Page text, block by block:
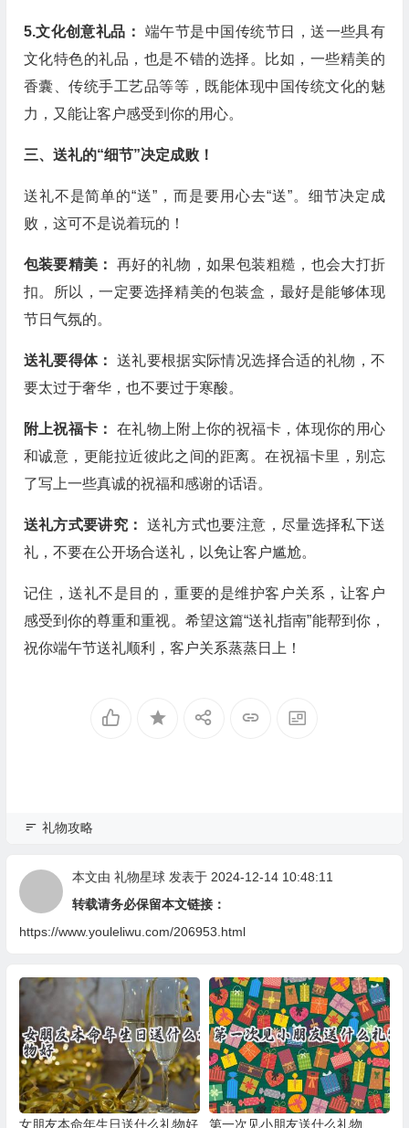
5.文化创意礼品： 端午节是中国传统节日，送一些具有
文化特色的礼品，也是不错的选择。比如，一些精美的
香囊、传统手工艺品等等，既能体现中国传统文化的魅
力，又能让客户感受到你的用心。
三、送礼的“细节”决定成败！
送礼不是简单的“送”，而是要用心去“送”。细节决定成
败，这可不是说着玩的！
包装要精美：再好的礼物，如果包装粗糙，也会大打折
扣。所以，一定要选择精美的包装盒，最好是能够体现
节日气氛的。
送礼要得体：送礼要根据实际情况选择合适的礼物，不
要太过于奢华，也不要过于寒酸。
附上祝福卡：在礼物上附上你的祝福卡，体现你的用心
和诚意，更能拉近彼此之间的距离。在祝福卡里，别忘
了写上一些真诚的祝福和感谢的话语。
送礼方式要讲究： 送礼方式也要注意，尽量选择私下送
礼，不要在公开场合送礼，以免让客户尴尬。
记住，送礼不是目的，重要的是维护客户关系，让客户
感受到你的尊重和重视。希望这篇“送礼指南”能帮到你，
祝你端午节送礼顺利，客户关系蒸蒸日上！
礼物攻略
本文由 礼物星球发表于 2024-12-14 10:48:11
转载请务必保留本文链接：
https://www.youleliwu.com/206953.html
女朋友本命年生日送什么礼物好 第一次见小朋友送什么礼物